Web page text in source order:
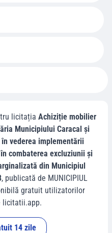
licitația Achiziție mobilier
Municipiului Caracal și
vederea implementării
combaterea excluziunii și
din Municipiul
, publicată de MUNICIPIUL
gratuit utilizatorilor
licitatii.app.
14 zile